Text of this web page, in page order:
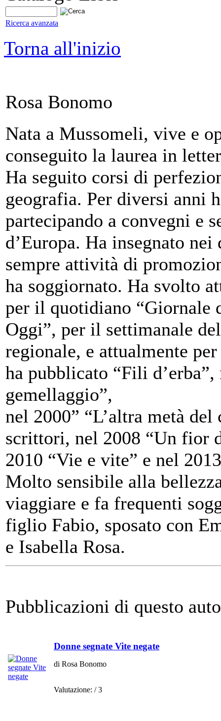
Ricerca avanzata
Torna all'inizio
Rosa Bonomo
Nata a Mussomeli, vive e
conseguito la laurea in
Ha seguito corsi di
geografia. Per diversi anni
partecipando a convegni e
d’Europa. Ha insegnato
sempre attività di
ha soggiornato. Ha svolto
per il quotidiano
Oggi”, per il settimanale
regionale, e attualmente
ha pubblicato “Fili
gemellaggio”,
nel 2000” “L’altra metà
scrittori, nel 2008 “Un fior
2010 “Vie e vite” e nel
Molto sensibile alla
viaggiare e fa frequenti
figlio Fabio, sposato con
e Isabella Rosa.
Pubblicazioni di questo
Donne segnate Vite negate
di Rosa Bonomo
Valutazione: / 3